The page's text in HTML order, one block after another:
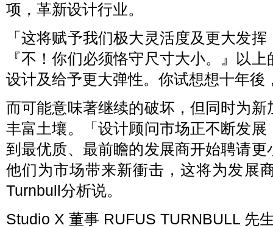
项，革新设计行业。
「这将赋予我们极大灵活度及更大发
『不！你们必须恪守尺寸大小。』以
设计及给予更大弹性。你试想想十年後
而可能意味著继续的破坏，但同时为
丰富土壤。「设计顾问市场正不断发
到最优质、最前瞻的发展商开始聘请
他们为市场带来新衝击，这将为发展
Turnbull分析说。
Studio X 董事 RUFUS TURNBULL 先